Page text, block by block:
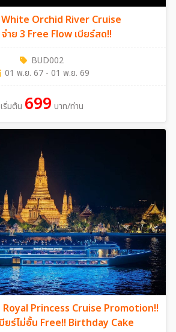
White Orchid River Cruise
าย 3 Free Flow เบียร์สด!!
BUD002
01 พ.ย. 67 - 01 พ.ย. 69
เริ่มต้น 699 บาท/ท่าน
Princess Cruise Promotion!!
ยร์ไม่อั้น Free!! Birthday Cake